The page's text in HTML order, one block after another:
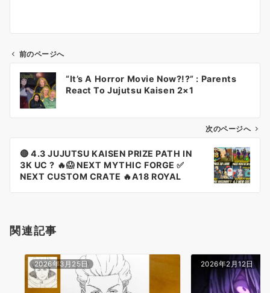
ビ
ン
前のページへ
“It’s A Horror Movie Now?!?” : Parents
React To Jujutsu Kaisen 2×1
次のページへ
‎🔴 4.3 JUJUTSU KAISEN PRIZE PATH IN
3K UC ? 🔥😱 NEXT MYTHIC FORGE ✅
NEXT CUSTOM CRATE 🔥A18 ROYAL
関連記事
2026年3月25日 2026年2月12日